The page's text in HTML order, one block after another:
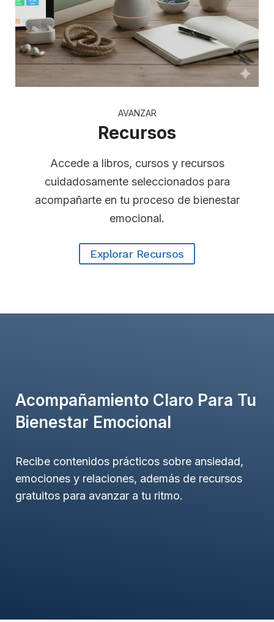
AVANZAR
Recursos
Accede a libros, cursos y recursos
cuidadosamente seleccionados para
acompañarte en tu proceso de bienestar
emocional.
Explorar Recursos
Acompañamiento Claro Para Tu
Bienestar Emocional
Recibe contenidos prácticos sobre ansiedad,
emociones y relaciones, además de recursos
gratuitos para avanzar a tu ritmo.